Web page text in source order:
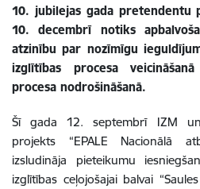
10. jubilejas gada
10. decembrī notiks
atzinību par nozīmīgu
izglītības procesa
procesa nodrošināšanā.
Šī gada 12. septembrī IZM
projekts “EPALE Nacionālā
izsludināja pieteikumu
izglītības ceļojošajai balvai